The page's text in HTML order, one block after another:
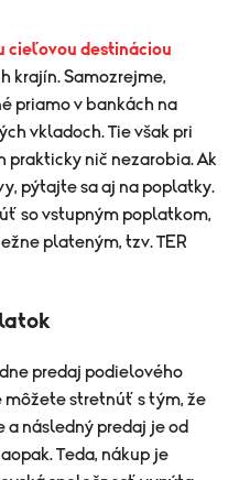
cieľovou destináciou
krajín. Samozrejme,
priamo v bankách na
vkladoch. Tie však pri
prakticky nič nezarobia. Ak
pýtajte sa aj na poplatky.
so vstupným poplatkom,
plateným, tzv. TER
predaj podielového
môžete stretnúť s tým, že
následný predaj je od
Teda, nákup je